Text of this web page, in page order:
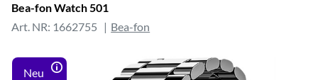
Bea-fon Watch 501
Art. NR: 1662755
Bea-fon
Neu